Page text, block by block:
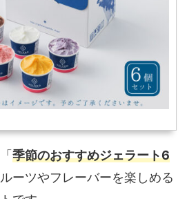
季節のおすすめジェラート6
ーツやフレーバーを楽しめる